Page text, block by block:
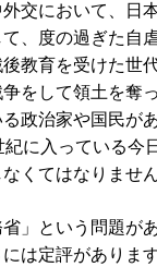
交において、日
、度の過ぎた自
教育を受けた世
争をして領土を奪
政治家や国民が
に入っている今
くてはなりません
」という問題が
は定評がありま